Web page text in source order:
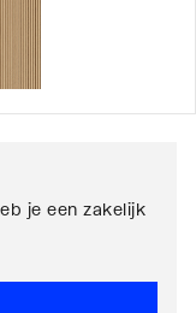
je een zakelijk